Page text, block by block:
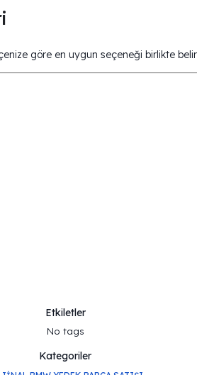
göre en uygun seçeneği birlikte
Etkiletler
No tags
Kategoriler